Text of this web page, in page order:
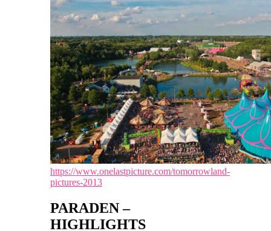
https://www.onelastpicture.com/tomorrowland-
pictures-2013
PARADEN –
HIGHLIGHTS